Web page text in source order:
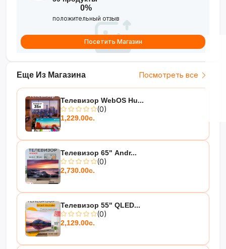
Еще Из Магазина Посмотреть все
Телевизор WebOS Hu...
(0)
1,229.00с.
Телевизор 65" Andr...
(0)
2,730.00с.
Телевизор 55" QLED...
(0)
2,129.00с.
0%
положительный отзыв
Посетить Магазин